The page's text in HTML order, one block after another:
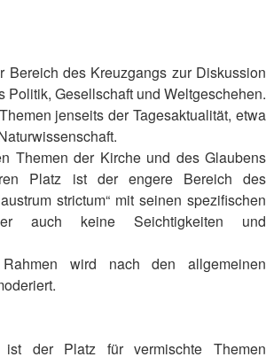
Bereich des Kreuzgangs zur Diskussion
Politik, Gesellschaft und Weltgeschehen.
jenseits der Tagesaktualität, etwa
Themen der Kirche und des Glaubens
Platz ist der engere Bereich des
strictum“ mit seinen spezifischen
auch keine Seichtigkeiten und
wird nach den allgemeinen
ist der Platz für vermischte Themen